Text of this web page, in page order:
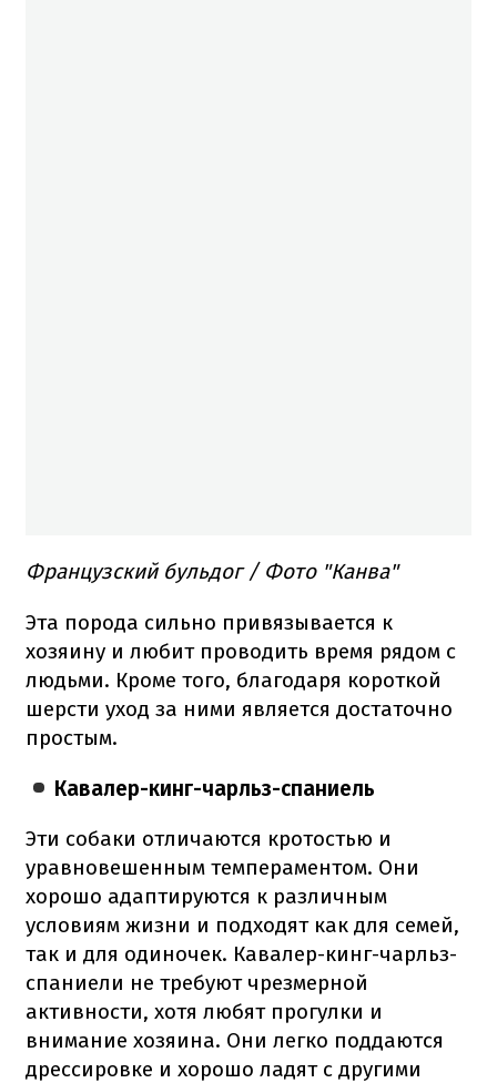
Французский бульдог / Фото "Канва"
Эта порода сильно привязывается к
хозяину и любит проводить время рядом с
людьми. Кроме того, благодаря короткой
шерсти уход за ними является достаточно
простым.
Кавалер-кинг-чарльз-спаниель
Эти собаки отличаются кротостью и
уравновешенным темпераментом. Они
хорошо адаптируются к различным
условиям жизни и подходят как для семей,
так и для одиночек. Кавалер-кинг-чарльз-
спаниели не требуют чрезмерной
активности, хотя любят прогулки и
внимание хозяина. Они легко поддаются
дрессировке и хорошо ладят с другими